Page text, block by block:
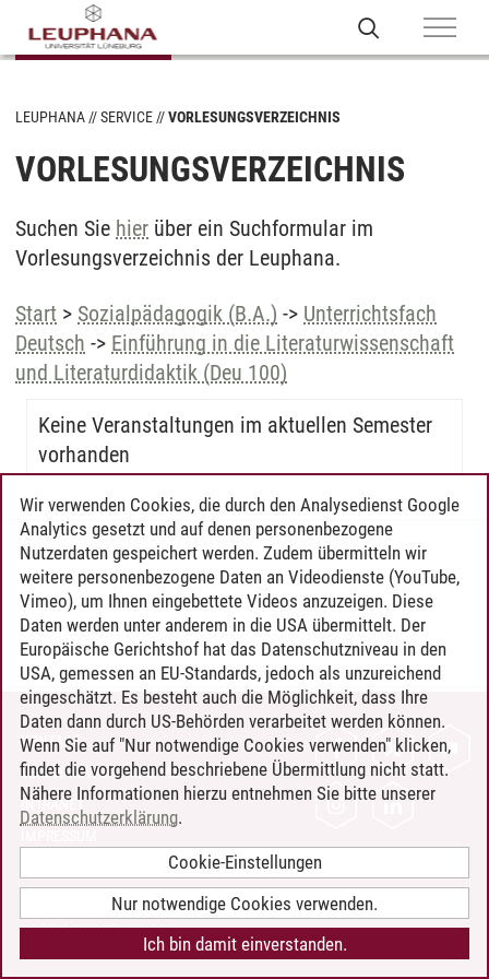
LEUPHANA SERVICE VORLESUNGSVERZEICHNIS
VORLESUNGSVERZEICHNIS
Suchen Sie hier über ein Suchformular im
Vorlesungsverzeichnis der Leuphana.
Start > Sozialpädagogik (B.A.) -> Unterrichtsfach
Deutsch -> Einführung in die Literaturwissenschaft
und Literaturdidaktik (Deu 100)
Keine Veranstaltungen im aktuellen Semester
vorhanden
Timo Leder/30.06.2024
KONTAKT
LEUPHANA ALS ARBEITGEBER
INTRANET
BARRIEREFREIHEIT
COOKIE-EINSTELLUNGEN
Wir verwenden Cookies, die durch den Analysedienst Google
Analytics gesetzt und auf denen personenbezogene
Nutzerdaten gespeichert werden. Zudem übermitteln wir
weitere personenbezogene Daten an Videodienste (YouTube,
Vimeo), um Ihnen eingebettete Videos anzuzeigen. Diese
Daten werden unter anderem in die USA übermittelt. Der
Europäische Gerichtshof hat das Datenschutzniveau in den
USA, gemessen an EU-Standards, jedoch als unzureichend
eingeschätzt. Es besteht auch die Möglichkeit, dass Ihre
Daten dann durch US-Behörden verarbeitet werden können.
Wenn Sie auf "Nur notwendige Cookies verwenden" klicken,
findet die vorgehend beschriebene Übermittlung nicht statt.
Nähere Informationen hierzu entnehmen Sie bitte unserer
Datenschutzerklärung.
Cookie-Einstellungen
Nur notwendige Cookies verwenden.
Ich bin damit einverstanden.